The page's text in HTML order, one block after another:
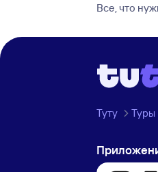
Все, что
Туту Туры